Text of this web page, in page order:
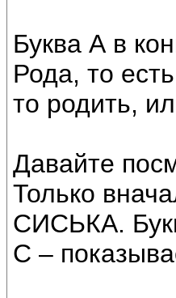
Буква А в
Рода, то
то родить,
Давайте
Только
СИСЬКА.
С –